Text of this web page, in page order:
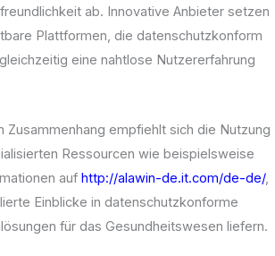
ab. Innovative Anbieter setzen
Plattformen, die datenschutzkonform
eine nahtlose Nutzererfahrung
Zusammenhang empfiehlt sich die Nutzung
Ressourcen wie beispielsweise
auf http://alawin-de.it.com/de-de/,
Einblicke in datenschutzkonforme
für das Gesundheitswesen liefern.